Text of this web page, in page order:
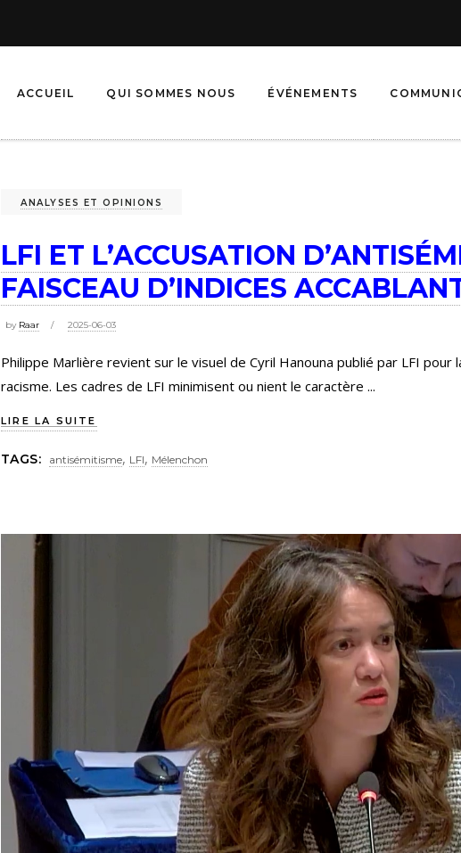
ACCUEIL QUI SOMMES NOUS ÉVÉNEMENTS
ANALYSES ET OPINIONS
LFI ET L’ACCUSATION
FAISCEAU D’INDICES
by Raar 2025-06-03
Philippe Marlière revient sur le visuel de Cyril Hanouna publié par LFI
racisme. Les cadres de LFI minimisent ou nient le caractère
LIRE LA SUITE
TAGS: antisémitisme, LFI, Mélenchon